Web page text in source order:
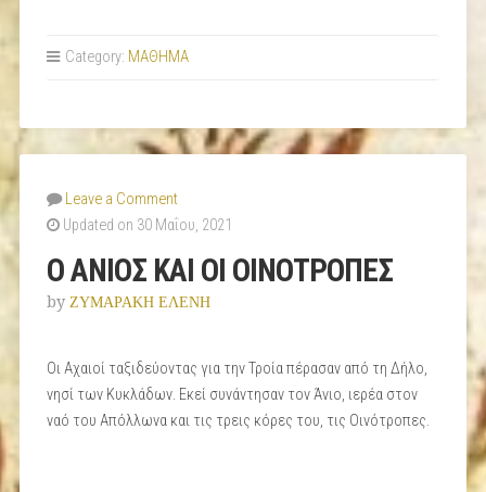
Category: ΜΑΘΗΜΑ
Leave a Comment
Updated on 30 Μαΐου, 2021
Ο ΑΝΙΟΣ ΚΑΙ ΟΙ ΟΙΝΟΤΡΟΠΕΣ
by ΖΥΜΑΡΑΚΗ ΕΛΕΝΗ
Οι Αχαιοί ταξιδεύοντας για την Τροία πέρασαν από τη Δήλο,
νησί των Κυκλάδων. Εκεί συνάντησαν τον Άνιο, ιερέα στον
ναό του Απόλλωνα και τις τρεις κόρες του, τις Οινότροπες.